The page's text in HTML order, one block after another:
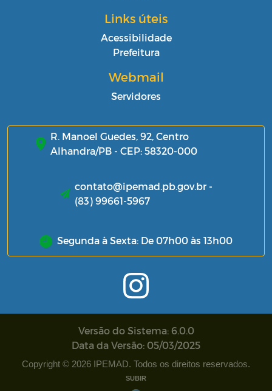
Links úteis
Acessibilidade
Prefeitura
Webmail
Servidores
R. Manoel Guedes, 92, Centro
Alhandra/PB - CEP: 58320-000
contato@ipemad.pb.gov.br -
(83) 99661-5967
Segunda à Sexta: De 07h00 às 13h00
Versão do Sistema: 6.0.0
Data da Versão: 05/03/2025
Copyright © 2026 IPEMAD. Todos os direitos reservados.
SUBIR